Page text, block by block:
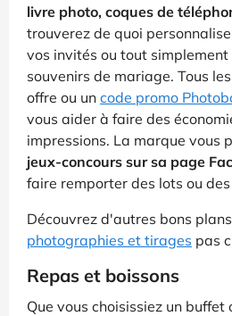
livre photo, coques de
trouverez de quoi
vos invités ou tout
souvenirs de mariage. Tous
offre ou un code promo
vous aider à faire des
impressions. La marque vous
jeux-concours sur sa page
faire remporter des lots ou
Découvrez d'autres bons
photographies et tirages pas
Repas et boissons
Que vous choisissiez un buffet